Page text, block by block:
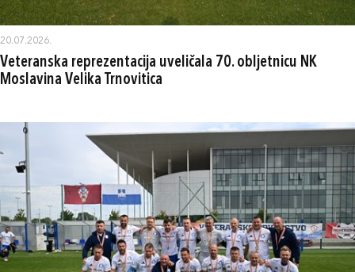
20.07.2026.
Veteranska reprezentacija uveličala 70. obljetnicu NK
Moslavina Velika Trnovitica